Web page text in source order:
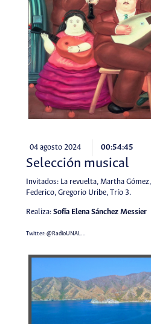
04 agosto 2024 00:54:45
Selección musical
Invitados: La revuelta, Martha
Federico, Gregorio Uribe, Trío 3.
Realiza: Sofía Elena Sánchez Messier
Twitter:@RadioUNAL…